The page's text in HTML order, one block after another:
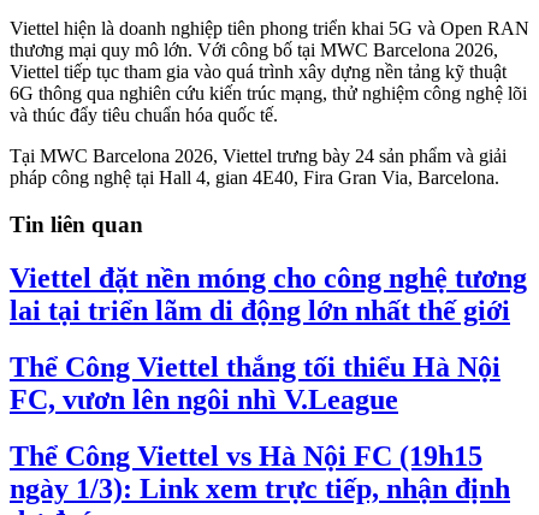
Viettel hiện là doanh nghiệp tiên phong triển khai 5G và Open RAN
thương mại quy mô lớn. Với công bố tại MWC Barcelona 2026,
Viettel tiếp tục tham gia vào quá trình xây dựng nền tảng kỹ thuật
6G thông qua nghiên cứu kiến trúc mạng, thử nghiệm công nghệ lõi
và thúc đẩy tiêu chuẩn hóa quốc tế.
Tại MWC Barcelona 2026, Viettel trưng bày 24 sản phẩm và giải
pháp công nghệ tại Hall 4, gian 4E40, Fira Gran Via, Barcelona.
Tin liên quan
Viettel đặt nền móng cho công nghệ tương
lai tại triển lãm di động lớn nhất thế giới
Thể Công Viettel thắng tối thiểu Hà Nội
FC, vươn lên ngôi nhì V.League
Thể Công Viettel vs Hà Nội FC (19h15
ngày 1/3): Link xem trực tiếp, nhận định